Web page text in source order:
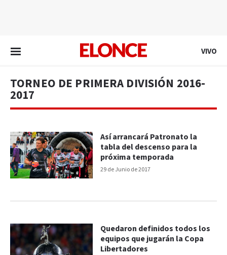
VIVO
TORNEO DE PRIMERA DIVISIÓN 2016-
2017
29 de Junio de 2017
Así arrancará Patronato la
tabla del descenso para la
próxima temporada
Quedaron definidos todos los
equipos que jugarán la Copa
Libertadores